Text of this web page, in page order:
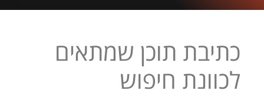
כתיבת תוכן שמתאים
לכוונת חיפוש